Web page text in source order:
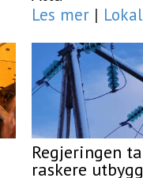
Les mer | Lokal
Regjeringen
raskere